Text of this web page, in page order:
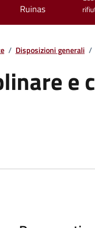
Ruinas
/ Disposizioni generali /
e